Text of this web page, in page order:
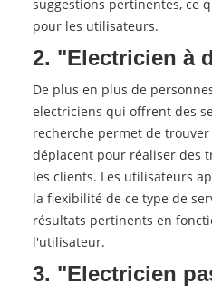
suggestions pertinentes, ce
pour les utilisateurs.
2. "Electricien à
De plus en plus de
electriciens qui offrent des
recherche permet de
déplacent pour réaliser des
les clients. Les utilisateurs
la flexibilité de ce type de
résultats pertinents en
l'utilisateur.
3. "Electricien